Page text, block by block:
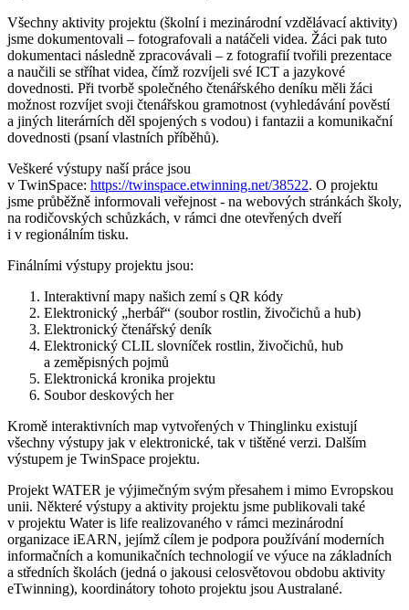
Všechny aktivity projektu (školní i mezinárodní vzdělávací aktivity)
jsme dokumentovali – fotografovali a natáčeli videa. Žáci pak tuto
dokumentaci následně zpracovávali – z fotografií tvořili prezentace
a naučili se stříhat videa, čímž rozvíjeli své ICT a jazykové
dovednosti. Při tvorbě společného čtenářského deníku měli žáci
možnost rozvíjet svoji čtenářskou gramotnost (vyhledávání pověstí
a jiných literárních děl spojených s vodou) i fantazii a komunikační
dovednosti (psaní vlastních příběhů).
Veškeré výstupy naší práce jsou
v TwinSpace: https://twinspace.etwinning.net/38522. O projektu
jsme průběžně informovali veřejnost - na webových stránkách školy,
na rodičovských schůzkách, v rámci dne otevřených dveří
i v regionálním tisku.
Finálními výstupy projektu jsou:
Interaktivní mapy našich zemí s QR kódy
Elektronický „herbář“ (soubor rostlin, živočichů a hub)
Elektronický čtenářský deník
Elektronický CLIL slovníček rostlin, živočichů, hub
a zeměpisných pojmů
Elektronická kronika projektu
Soubor deskových her
Kromě interaktivních map vytvořených v Thinglinku existují
všechny výstupy jak v elektronické, tak v tištěné verzi. Dalším
výstupem je TwinSpace projektu.
Projekt WATER je výjimečným svým přesahem i mimo Evropskou
unii. Některé výstupy a aktivity projektu jsme publikovali také
v projektu Water is life realizovaného v rámci mezinárodní
organizace iEARN, jejímž cílem je podpora používání moderních
informačních a komunikačních technologií ve výuce na základních
a středních školách (jedná o jakousi celosvětovou obdobu aktivity
eTwinning), koordinátory tohoto projektu jsou Australané.